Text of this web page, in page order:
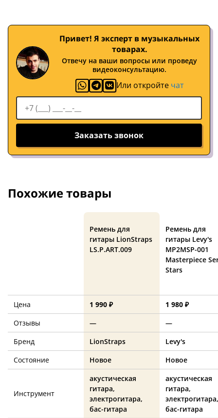
Привет! Я эксперт в музыкальных
товарах.
Отвечу на ваши вопросы или проведу
видеоконсультацию.
Или откройте чат
Заказать звонок
Похожие товары
Ремень для
гитары LionStraps
LS.P.ART.009
Ремень для
гитары Levy's
MP2MSP-001
Masterpiece
Stars
Цена 1 990 ₽
1 980 ₽
Отзывы
—
—
Бренд
LionStraps
Levy's
Состояние
Новое Новое
Инструмент
акустическая
гитара,
электрогитара,
бас-гитара
акустическая
гитара,
электрогитара,
бас-гитара